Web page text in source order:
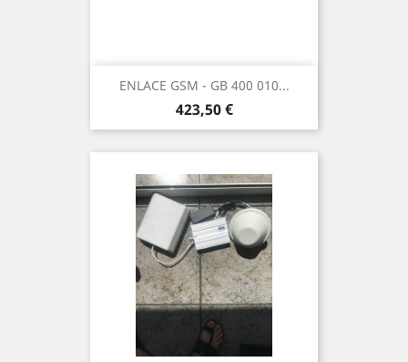
ENLACE GSM - GB 400 010...
Precio
423,50 €